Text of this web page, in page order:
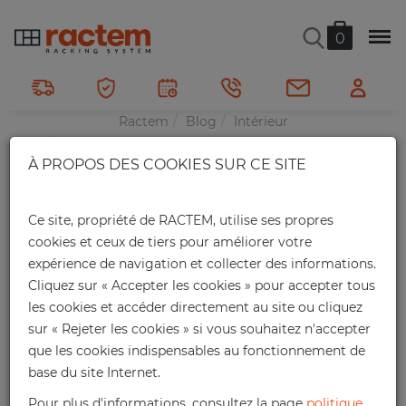
COMMENT ORGANISER UN
GARAGE POUR EN TIRER LE
MEILLEUR PARTI?
Ractem Blog
Intérieur
meilleur parti?
0
À PROPOS DES COOKIES SUR CE SITE
Ce site, propriété de RACTEM, utilise ses propres
cookies et ceux de tiers pour améliorer votre
expérience de navigation et collecter des informations.
Cliquez sur « Accepter les cookies » pour accepter tous
les cookies et accéder directement au site ou cliquez
sur « Rejeter les cookies » si vous souhaitez n'accepter
que les cookies indispensables au fonctionnement de
base du site Internet.